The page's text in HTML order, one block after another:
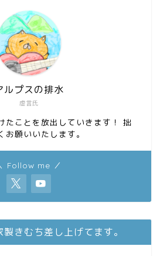
虚言氏
ルプスの排水
たことを放出していきます！ 拙
願いいたします。
Follow me ／
きむち差し上げてます。